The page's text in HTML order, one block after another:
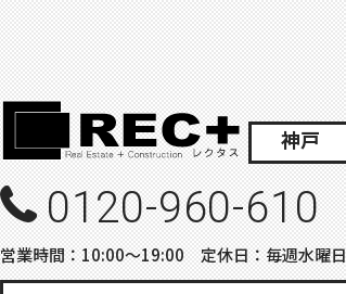
神戸
0120-960-610
営業時間：10:00〜19:00 定休日：毎週水曜日